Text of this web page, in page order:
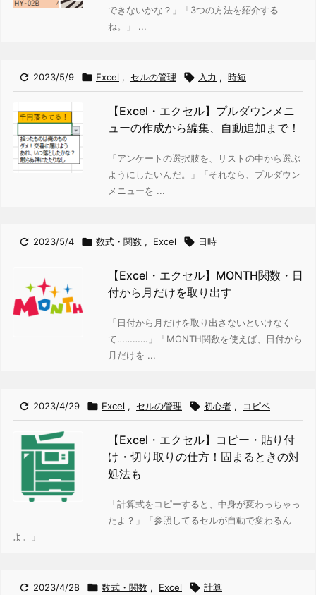
できないかな？」
「3つの方法を紹介する
ね。」 ...
 2023/5/9  Excel , セルの管理  入力 , 時短
【Excel・エクセル】プルダウンメニ
ューの作成から編集、自動追加まで！
「アンケートの選択肢を、リストの中から選ぶ
ようにしたいんだ。」
「それなら、プルダウン
メニューを ...
 2023/5/4  数式・関数 , Excel  日時
【Excel・エクセル】MONTH関数・日
付から月だけを取り出す
「日付から月だけを取り出さないといけなく
て…………」
「MONTH関数を使えば、日付から
月だけを ...
 2023/4/29  Excel , セルの管理  初心者 , コピペ
【Excel・エクセル】コピー・貼り付
け・切り取りの仕方！固まるときの対
処法も
「計算式をコピーすると、中身が変わっちゃっ
たよ？」
「参照してるセルが自動で変わるん
よ。」
 2023/4/28  数式・関数 , Excel  計算